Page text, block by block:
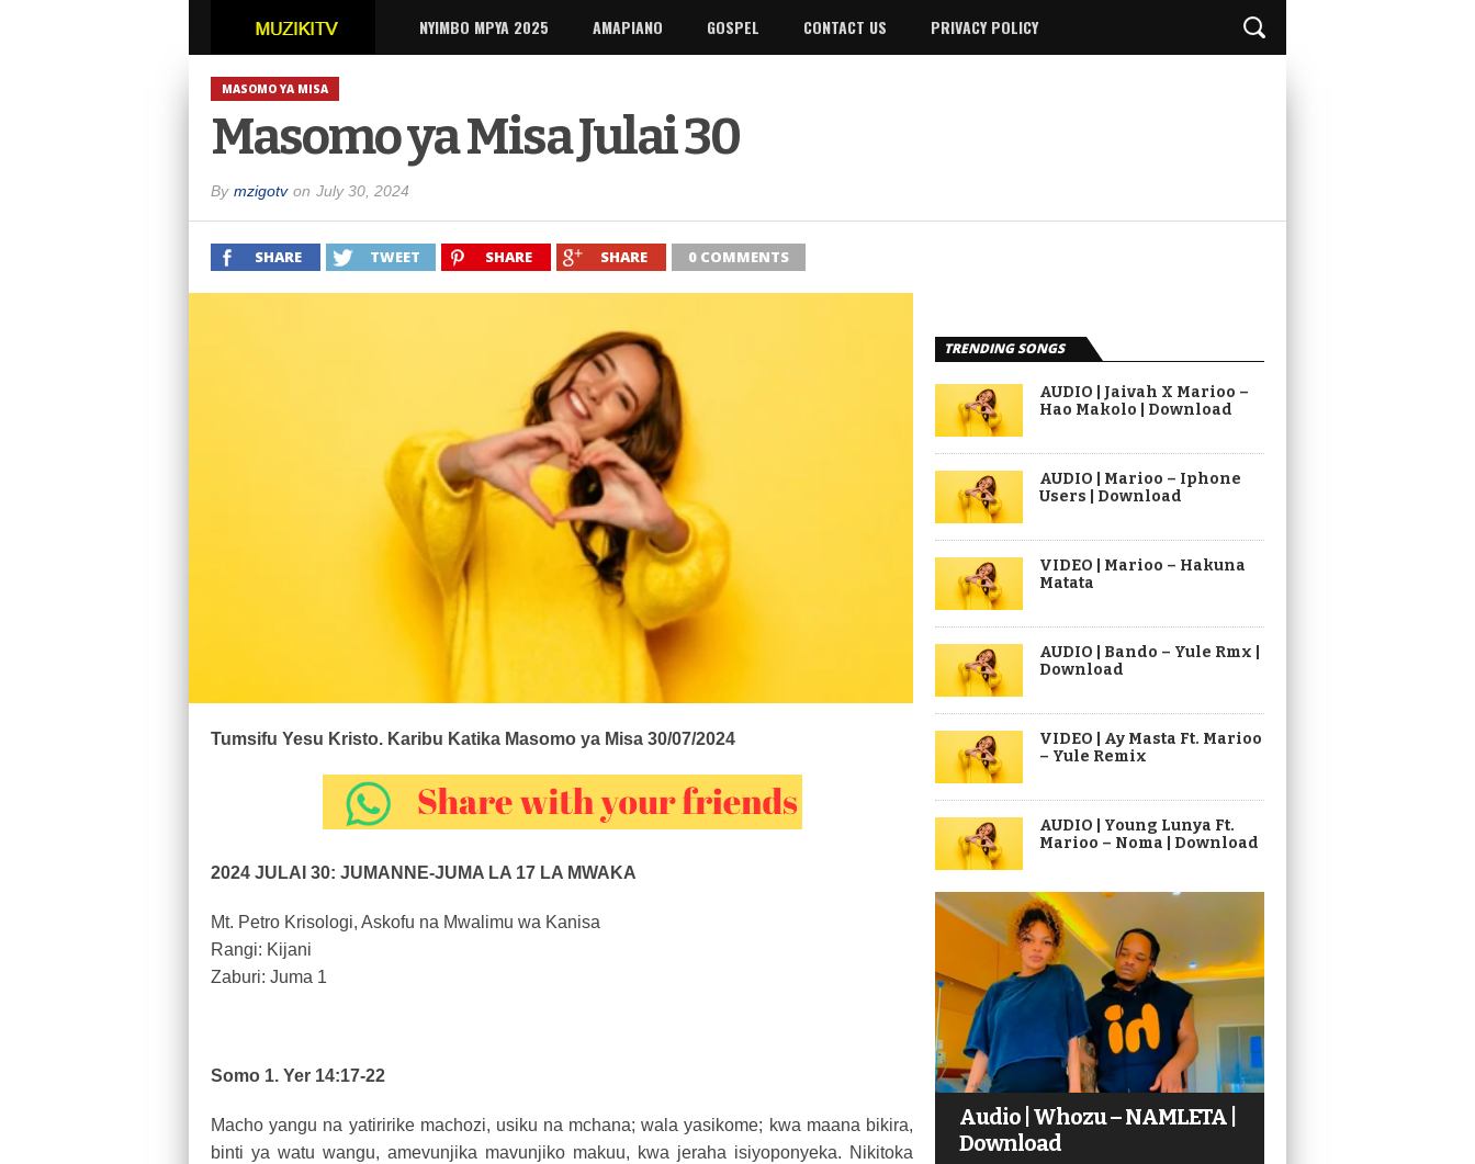
NYIMBO MPYA 2025 AMAPIANO GOSPEL CONTACT US PRIVACY POLICY
MASOMO YA MISA
Masomo ya Misa Julai 30
By mzigotv on July 30, 2024
SHARE TWEET SHARE SHARE 0 COMMENTS
Tumsifu Yesu Kristo. Karibu Katika Masomo ya Misa 30/07/2024
2024 JULAI 30: JUMANNE-JUMA LA 17 LA MWAKA
Mt. Petro Krisologi, Askofu na Mwalimu wa Kanisa
Rangi: Kijani
Zaburi: Juma 1
Somo 1. Yer 14:17-22
Macho yangu na yatiririke machozi, usiku na mchana; wala yasikome; kwa maana bikira,
binti ya watu wangu, amevunjika mavunjiko makuu, kwa jeraha isiyoponyeka. Nikitoka
TRENDING SONGS
AUDIO | Jaivah X Marioo –
Hao Makolo | Download
AUDIO | Marioo – Iphone
Users | Download
VIDEO | Marioo – Hakuna
Matata
AUDIO | Bando – Yule Rmx |
Download
VIDEO | Ay Masta Ft. Marioo
– Yule Remix
AUDIO | Young Lunya Ft.
Marioo – Noma | Download
Audio | Whozu – NAMLETA |
Download